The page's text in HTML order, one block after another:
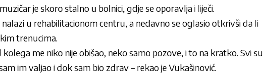
je skoro stalno u bolnici, gdje se oporavlja i liječi.
u rehabilitacionom centru, a nedavno se oglasio otkrivši da li
trenucima.
kolega me niko nije obišao, neko samo pozove, i to na kratko. Svi su
im valjao i dok sam bio zdrav – rekao je Vukašinović.